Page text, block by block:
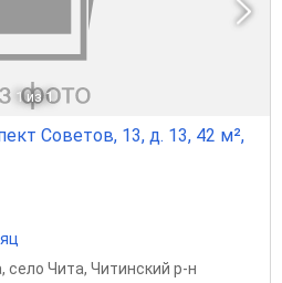
1 из 1
Советов, 13, д. 13, 42 м²,
, село Чита, Читинский р-н